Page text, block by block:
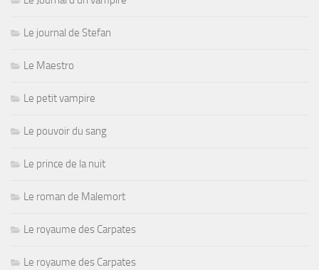
Le journal de Stefan
Le Maestro
Le petit vampire
Le pouvoir du sang
Le prince de la nuit
Le roman de Malemort
Le royaume des Carpates
Le royaume des Carpates